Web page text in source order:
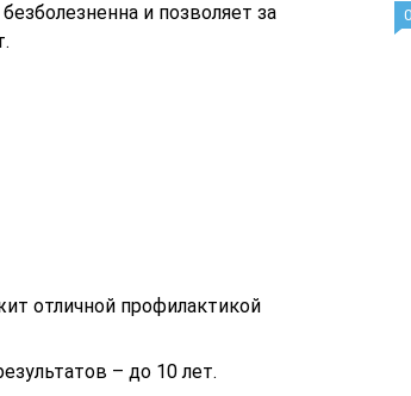
и позволяет за
отличной профилактикой
– до 10 лет.
0